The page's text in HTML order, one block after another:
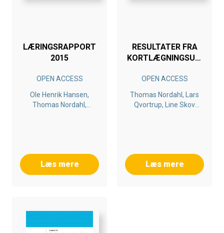
LÆRINGSRAPPORT
2015
OPEN ACCESS
Ole Henrik Hansen,
Thomas Nordahl,
Læs mere
RESULTATER FRA
KOMMUNE 2014
OPEN ACCESS
Thomas Nordahl, Lars
Qvortrup, Line Skov
Læs mere